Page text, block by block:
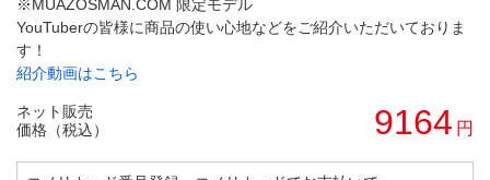
※MUAZOSMAN.COM 限定モデル
YouTuberの皆様に商品の使い心地などをご紹介いただいておりま
す！
紹介動画はこちら
ネット販売
価格（税込）
9164 円